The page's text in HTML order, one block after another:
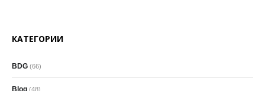
КАТЕГОРИИ
BDG (66)
Blog (48)